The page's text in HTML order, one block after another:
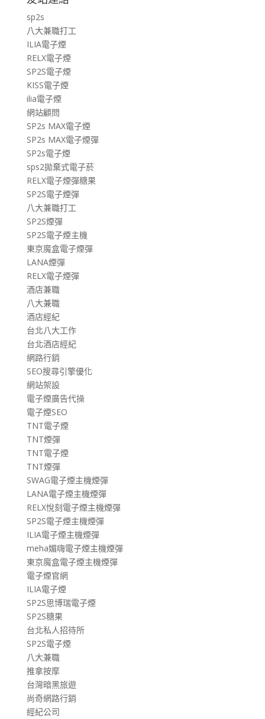
sp2s
八大兼職打工
ILIA電子煙
RELX電子煙
SP2S電子煙
KISS電子煙
ilia電子煙
網站顧問
SP2s MAX電子煙
SP2s MAX電子煙彈
SP2s電子煙
sps2拋棄式電子菸
RELX電子煙彈糖果
SP2S電子煙彈
八大兼職打工
SP2S煙彈
SP2S電子煙主機
東京魔盒電子煙彈
LANA煙彈
RELX電子煙彈
酒店兼職
八大兼職
酒店經紀
台北八大工作
台北酒店經紀
網路行銷
SEO搜尋引擎優化
網站架設
電子煙廣告代操
電子煙SEO
TNT電子煙
TNT煙彈
TNT電子煙
TNT煙彈
SWAG電子煙主機煙彈
LANA電子煙主機煙彈
RELX悅刻電子煙主機煙彈
SP2S電子煙主機煙彈
ILIA電子煙主機煙彈
meha媚嗨電子煙主機煙彈
東京魔盒電子煙主機煙彈
電子煙官網
ILIA電子煙
SP2S思博瑞電子煙
SP2S糖果
台北私人招待所
SP2S電子煙
八大兼職
推拿按摩
台灣暗黑旅遊
尚奇網路行銷
經紀公司